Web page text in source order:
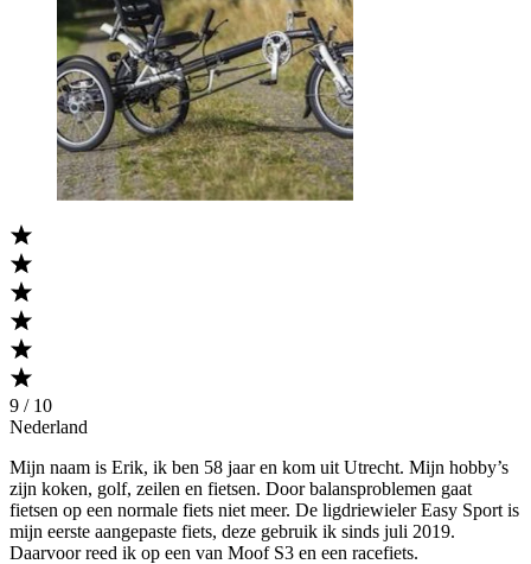
9 / 10
Nederland
Mijn naam is Erik, ik ben 58 jaar en kom uit Utrecht. Mijn hobby’s
zijn koken, golf, zeilen en fietsen. Door balansproblemen gaat
fietsen op een normale fiets niet meer. De ligdriewieler Easy Sport is
mijn eerste aangepaste fiets, deze gebruik ik sinds juli 2019.
Daarvoor reed ik op een van Moof S3 en een racefiets.